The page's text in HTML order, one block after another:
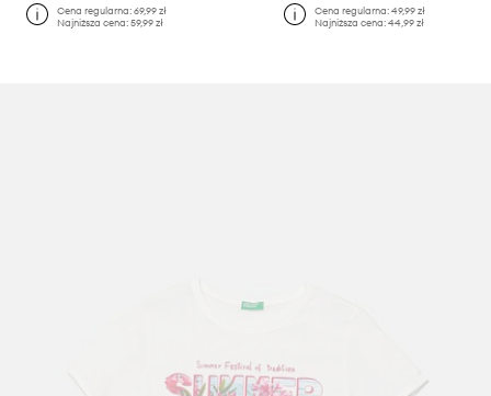
Cena regularna:69,99 zł
Najniższa cena:59,99 zł
Cena regularna: 49,99 zł
Najniższa cena: 44,99 zł